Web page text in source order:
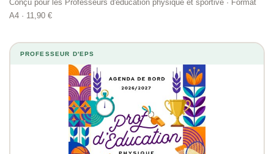
Conçu pour les Professeurs d'éducation physique et sportive · Format
A4 · 11,90 €
PROFESSEUR D'EPS